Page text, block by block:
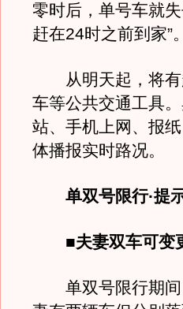
零时后，单号车就
赶在24时之前到家”。
从明天起，将有
车等公共交通工具
站、手机上网、报
体播报实时路况。
单双号限行·提
■夫妻双车可变
单双号限行期间